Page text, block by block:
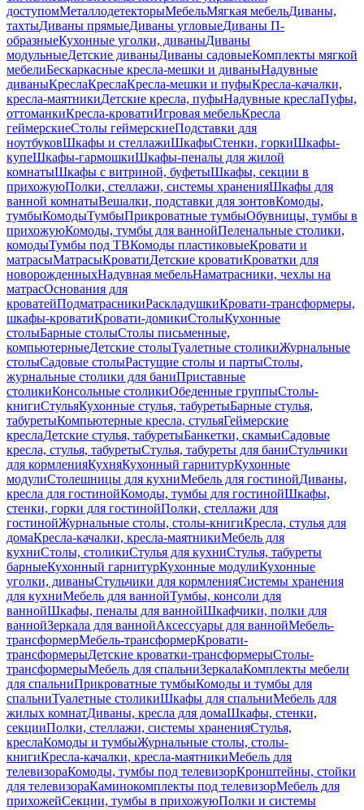
доступомМеталлодетекторыМебельМягкая мебельДиваны,
тахтыДиваны прямыеДиваны угловыеДиваны П-
образныеКухонные уголки, диваныДиваны
модульныеДетские диваныДиваны садовыеКомплекты мягкой
мебелиБескаркасные кресла-мешки и диваныНадувные
диваныКреслаКреслаКресла-мешки и пуфыКресла-качалки,
кресла-маятникиДетские кресла, пуфыНадувные креслаПуфы,
оттоманкиКресла-кроватиИгровая мебельКресла
геймерскиеСтолы геймерскиеПодставки для
ноутбуковШкафы и стеллажиШкафыСтенки, горкиШкафы-
купеШкафы-гармошкиШкафы-пеналы для жилой
комнатыШкафы с витриной, буфетыШкафы, секции в
прихожуюПолки, стеллажи, системы храненияШкафы для
ванной комнатыВешалки, подставки для зонтовКомоды,
тумбыКомодыТумбыПрикроватные тумбыОбувницы, тумбы в
прихожуюКомоды, тумбы для ваннойПеленальные столики,
комодыТумбы под ТВКомоды пластиковыеКровати и
матрасыМатрасыКроватиДетские кроватиКроватки для
новорожденныхНадувная мебельНаматрасники, чехлы на
матрасОснования для
кроватейПодматрасникиРаскладушкиКровати-трансформеры,
шкафы-кроватиКровати-домикиСтолыКухонные
столыБарные столыСтолы письменные,
компьютерныеДетские столыТуалетные столикиЖурнальные
столыСадовые столыРастущие столы и партыСтолы,
журнальные столики для баниПриставные
столикиКонсольные столикиОбеденные группыСтолы-
книгиСтульяКухонные стулья, табуретыБарные стулья,
табуретыКомпьютерные кресла, стульяГеймерские
креслаДетские стулья, табуретыБанкетки, скамьиСадовые
кресла, стулья, табуретыСтулья, табуреты для баниСтульчики
для кормленияКухняКухонный гарнитурКухонные
модулиСтолешницы для кухниМебель для гостинойДиваны,
кресла для гостинойКомоды, тумбы для гостинойШкафы,
стенки, горки для гостинойПолки, стеллажи для
гостинойЖурнальные столы, столы-книгиКресла, стулья для
домаКресла-качалки, кресла-маятникиМебель для
кухниСтолы, столикиСтулья для кухниСтулья, табуреты
барныеКухонный гарнитурКухонные модулиКухонные
уголки, диваныСтульчики для кормленияСистемы хранения
для кухниМебель для ваннойТумбы, консоли для
ваннойШкафы, пеналы для ваннойШкафчики, полки для
ваннойЗеркала для ваннойАксессуары для ваннойМебель-
трансформерМебель-трансформерКровати-
трансформерыДетские кроватки-трансформерыСтолы-
трансформерыМебель для спальниЗеркалаКомплекты мебели
для спальниПрикроватные тумбыКомоды и тумбы для
спальниТуалетные столикиШкафы для спальниМебель для
жилых комнатДиваны, кресла для домаШкафы, стенки,
секцииПолки, стеллажи, системы храненияСтулья,
креслаКомоды и тумбыЖурнальные столы, столы-
книгиКресла-качалки, кресла-маятникиМебель для
телевизораКомоды, тумбы под телевизорКронштейны, стойки
для телевизораКаминокомплекты под телевизорМебель для
прихожейСекции, тумбы в прихожуюПолки и системы